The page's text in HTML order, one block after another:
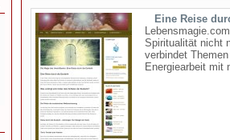
Eine Reise
Spiritualität nicht
verbindet
Energiearbeit mit